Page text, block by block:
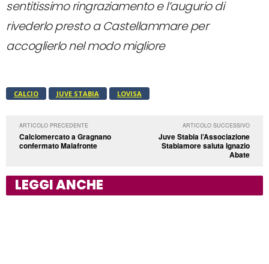
sentitissimo ringraziamento e l’augurio di
rivederlo presto a Castellammare per
accoglierlo nel modo migliore
CALCIO JUVE STABIA LOVISA
ARTICOLO PRECEDENTE
Calciomercato a Gragnano
confermato Malafronte
ARTICOLO SUCCESSIVO
Juve Stabia l’Associazione
Stabiamore saluta Ignazio
Abate
LEGGI ANCHE